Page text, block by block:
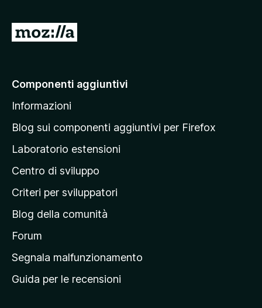
V
a
l
a
a
g
i
a
p
r
n
Componenti aggiuntivi
Informazioni
Blog sui componenti aggiuntivi per Firefox
Laboratorio estensioni
Centro di sviluppo
Criteri per sviluppatori
Blog della comunità
Forum
Segnala malfunzionamento
Guida per le recensioni